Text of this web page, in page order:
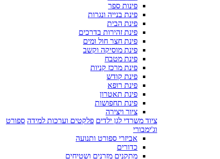
פינות ספר
פינת בנייה ונגרות
פינת הבית
פינת זהירות בדרכים
פינת חצר חול ומים
פינת מוסיקה וקשב
פינת מטבח
פינת מרכז קניות
פינת קודש
פינת רופא
פינת תאטרון
פינת תחפושות
ציור ויצירה
ציוד משרדי לגן ילדים פלקטים וערכות למידה ספורט
וג'ימבורי
אביזרי ספורט ותנועה
כדורים
מתקנים מזרנים ושטיחים